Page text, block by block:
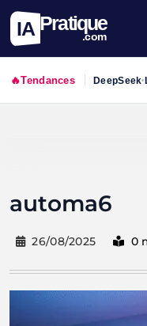
IA Pratique
.com
🔥Tendances DeepSeek•
automa6
26/08/2025 0